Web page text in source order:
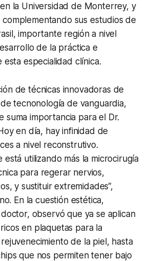
la Universidad de Monterrey, y
sus estudios de
importante región a nivel
de la práctica e
esta especialidad clínica.
de técnicas innovadoras de
tecnonología de vanguardia,
suma importancia para el Dr.
en día, hay infinidad de
a nivel reconstrutivo.
está utilizando más la microcirugía
para regerar nervios,
y sustituir extremidades”,
En la cuestión estética,
observó que ya se aplican
en plaquetas para la
de la piel, hasta
que nos permiten tener bajo